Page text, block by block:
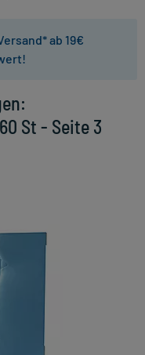
ab 19€
St - Seite 3